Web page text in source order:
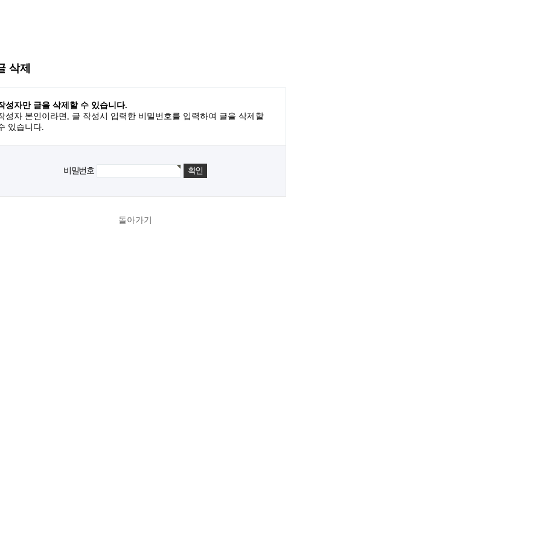
삭제
성자만 글을 삭제할 수 있습니다.
성자 본인이라면, 글 작성시 입력한 비밀번호를 입력하여 글을 삭제할
있습니다.
비밀번호
돌아가기